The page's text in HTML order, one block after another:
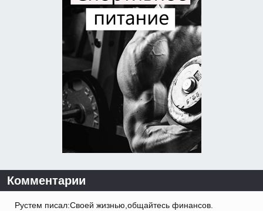
Комментарии
Рустем писал:Своей жизнью,общайтесь финансов.